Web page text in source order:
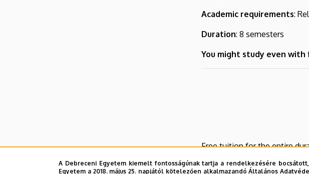
Academic requirements:
Duration: 8 semesters
You might study even with
Free tuition for the entire
Monthly grant for students
A Debreceni Egyetem kiemelt fontosságúnak tartja a rendelkezésére
Egyetem a 2018. május 25. napjától kötelezően alkalmazandó Általános